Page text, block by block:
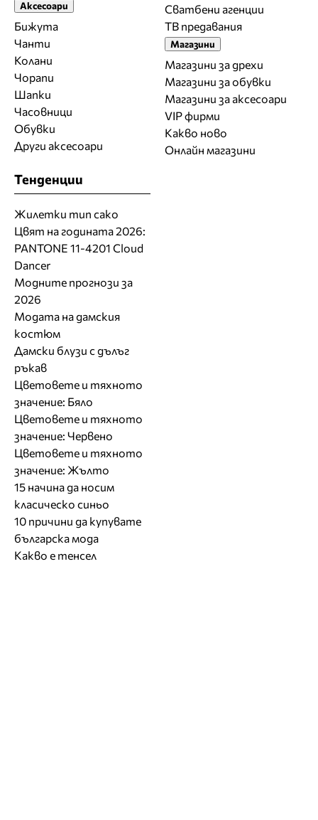
Аксесоари
Бижута
Чанти
Колани
Чорапи
Шапки
Часовници
Обувки
Други аксесоари
Сватбени агенции
ТВ предавания
Магазини
Магазини за дрехи
Магазини за обувки
Магазини за aксесоари
VIP фирми
Какво ново
Онлайн магазини
Тенденции
Жилетки тип сако
Цвят на годината 2026:
PANTONE 11-4201 Cloud
Dancer
Модните прогнози за
2026
Модата на дамския
костюм
Дамски блузи с дълъг
ръкав
Цветовете и тяхното
значение: Бяло
Цветовете и тяхното
значение: Червено
Цветовете и тяхното
значение: Жълто
15 начина да носим
класическо синьо
10 причини да купувате
българска мода
Какво е тенсел